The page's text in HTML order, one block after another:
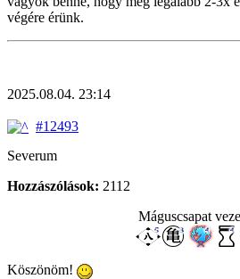
végére érünk.
2025.08.04. 23:14
#12493
Severum
Hozzászólások: 2112
Máguscsapat
Köszönöm!